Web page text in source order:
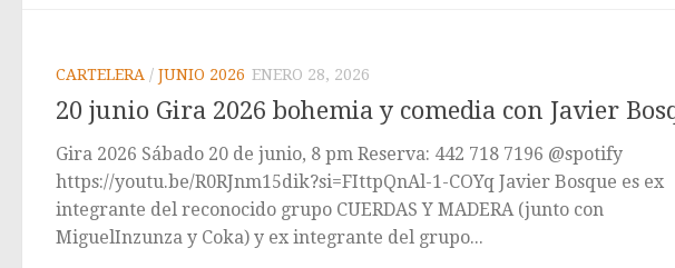
CARTELERA / JUNIO 2026 ENERO 28, 2026
20 junio Gira 2026 bohemia y comedia con Javier
Gira 2026 Sábado 20 de junio, 8 pm Reserva: 442 718 7196 @spotify
https://youtu.be/R0RJnm15dik?si=FIttpQnAl-1-COYq Javier Bosque es ex
integrante del reconocido grupo CUERDAS Y MADERA (junto con
MiguelInzunza y Coka) y ex integrante del grupo...